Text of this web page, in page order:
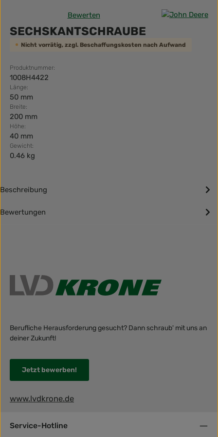
Durchschnittliche Bewertung von 0 von 5 Sternen
Bewerten
SECHSKANTSCHRAUBE
Nicht vorrätig, zzgl. Beschaffungskosten nach Aufwand
Produktnummer:
1008H4422
Länge:
50 mm
Breite:
200 mm
Höhe:
40 mm
Gewicht:
0.46 kg
Beschreibung
Bewertungen
Berufliche Herausforderung gesucht? Dann schraub' mit uns an
deiner Zukunft!
Jetzt bewerben!
www.lvdkrone.de
Service-Hotline